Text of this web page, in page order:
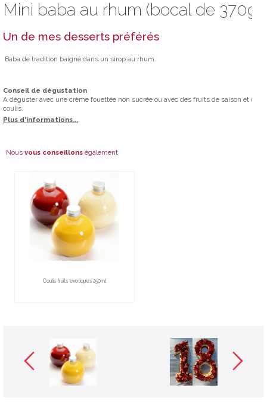
Mini baba au rhum (bocal de 370g)
Un de mes desserts préférés
Baba de tradition baigné dans un sirop au rhum.
Conseil de dégustation
A déguster avec une crème fouettée non sucrée ou avec des fruits de saison et un
coulis.
Plus d'informations...
Nous vous conseillons également
Coulis fruits exotiques 250ml